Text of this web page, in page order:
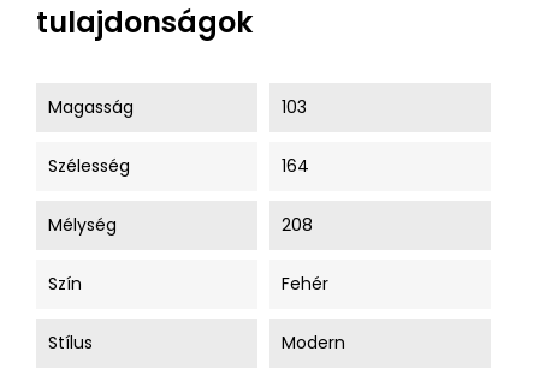
tulajdonságok
Magasság 103
Szélesség 164
Mélység 208
Szín Fehér
Stílus Modern